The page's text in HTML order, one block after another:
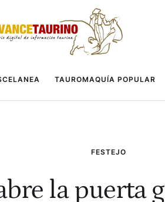
TAUROMAQUÍA POPULAR
FESTEJO
la puerta